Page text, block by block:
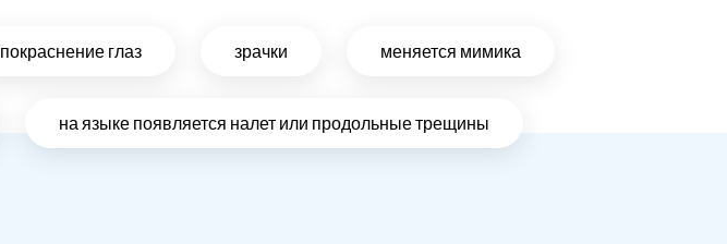
покраснение глаз зрачки меняется мимика
на языке появляется налет или продольные трещины